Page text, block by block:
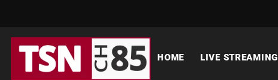
HOME LIVE STREAMING